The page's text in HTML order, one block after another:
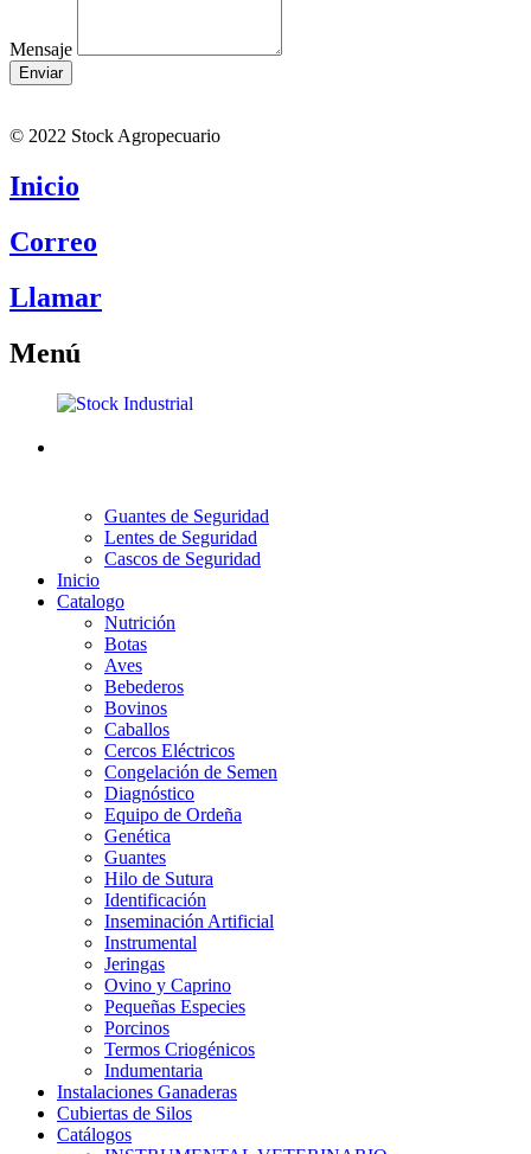
Mensaje
Enviar
© 2022 Stock Agropecuario
Inicio
Correo
Llamar
Menú
Guantes de Seguridad
Lentes de Seguridad
Cascos de Seguridad
Inicio
Catalogo
Nutrición
Botas
Aves
Bebederos
Bovinos
Caballos
Cercos Eléctricos
Congelación de Semen
Diagnóstico
Equipo de Ordeña
Genética
Guantes
Hilo de Sutura
Identificación
Inseminación Artificial
Instrumental
Jeringas
Ovino y Caprino
Pequeñas Especies
Porcinos
Termos Criogénicos
Indumentaria
Instalaciones Ganaderas
Cubiertas de Silos
Catálogos